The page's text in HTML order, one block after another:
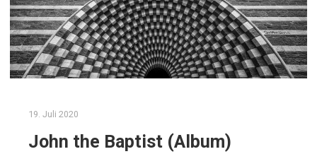
19. Juli 2020
John the Baptist (Album)